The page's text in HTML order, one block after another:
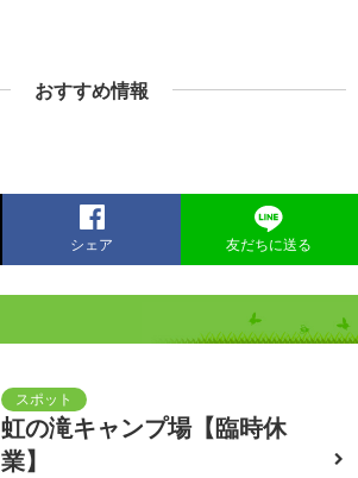
おすすめ情報
シェア 友だちに送る
虹の滝キャンプ場【臨時休
業】